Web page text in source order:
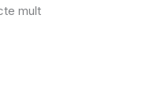
mult